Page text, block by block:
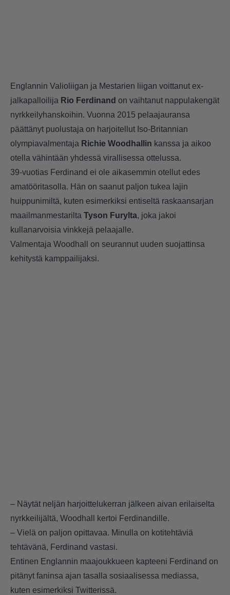
Englannin Valioliigan ja Mestarien liigan voittanut ex-
jalkapalloilija Rio Ferdinand on vaihtanut nappulakengät
nyrkkeilyhanskoihin. Vuonna 2015 pelaajauransa
päättänyt puolustaja on harjoitellut Iso-Britannian
olympiavalmentaja Richie Woodhallin kanssa ja aikoo
otella vähintään yhdessä virallisessa ottelussa.
39-vuotias Ferdinand ei ole aikasemmin otellut edes
amatööritasolla. Hän on saanut paljon tukea lajin
huippunimiltä, kuten esimerkiksi entiseltä raskaansarjan
maailmanmestarilta Tyson Furylta, joka jakoi
kullanarvoisia vinkkejä pelaajalle.
Valmentaja Woodhall on seurannut uuden suojattinsa
kehitystä kamppailijaksi.
– Näytät neljän harjoittelukerran jälkeen aivan erilaiselta
nyrkkeilijältä, Woodhall kertoi Ferdinandille.
– Vielä on paljon opittavaa. Minulla on kotitehtäviä
tehtävänä, Ferdinand vastasi.
Entinen Englannin maajoukkueen kapteeni Ferdinand on
pitänyt faninsa ajan tasalla sosiaalisessa mediassa,
kuten esimerkiksi Twitterissä.